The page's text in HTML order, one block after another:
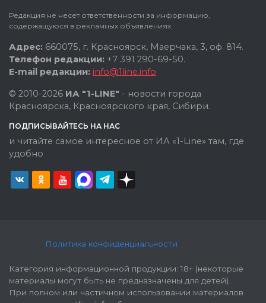
Редакция не несет ответственности за информацию,
содержащуюся в рекламных объявлениях.
Адрес: 660075, г. Красноярск, Маерчака, 3, оф. 814.
Телефон редакции: +7 391 290-69-50.
E-mail редакции: info@1line.info
© 2010-2026 ИА "1-LINE" - новости города
Красноярска, Красноярского края, Сибири.
ПОДПИСЫВАЙТЕСЬ НА НАС
и читайте самое интересное от ИА «1-Line» там, где
удобно
Политика конфиденциальности
Категория информационной продукции: 18+ (некоторые
материалы могут быть не предназначены для детей).
При полном или частичном использовании материалов